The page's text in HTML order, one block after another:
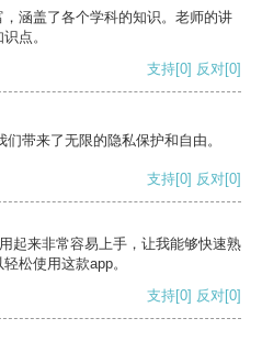
涵盖了各个学科的知识。老师的讲
点。
支持[0] 反对[0]
带来了无限的隐私保护和自由。
支持[0] 反对[0]
起来非常容易上手，让我能够快速熟
松使用这款app。
支持[0] 反对[0]